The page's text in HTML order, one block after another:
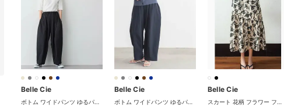
Belle Cie Belle Cie Belle Cie